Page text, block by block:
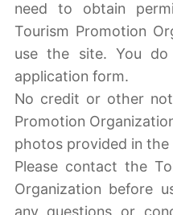
need to obtain
Tourism Promotion
use the site. You
application form.
No credit or other
Promotion
photos provided in
Please contact the
Organization before
any questions or